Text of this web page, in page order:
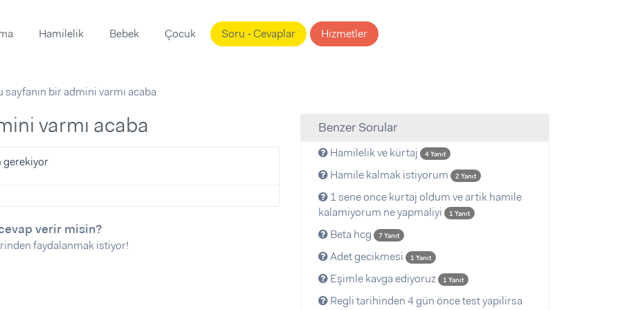
Hamilelik Bebek Çocuk Soru - Cevaplar Hizmetler
sayfanın bir admini varmı acaba
varmı acaba
gerekiyor
verir misin?
faydalanmak istiyor!
Benzer Sorular
Hamilelik ve kürtaj 4 Yanıt
Hamile kalmak istiyorum 2 Yanıt
1 sene once kurtaj oldum ve artik hamile
kalamiyorum ne yapmaliyi
1 Yanıt
Beta hcg 7 Yanıt
Adet gecikmesi 1 Yanıt
Eşimle kavga ediyoruz 1 Yanıt
Regli tarihinden 4 gün önce test yapilirsa